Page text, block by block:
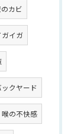
カビ
イガ
ックヤード
喉の不快感